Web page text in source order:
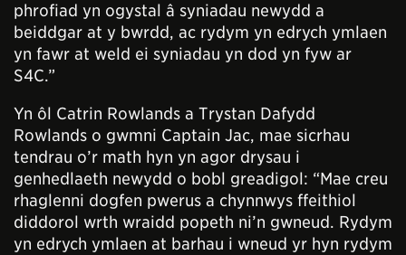
phrofiad yn ogystal â syniadau newydd a
beiddgar at y bwrdd, ac rydym yn edrych ymlaen
yn fawr at weld ei syniadau yn dod yn fyw ar
S4C.”
Yn ôl Catrin Rowlands a Trystan Dafydd
Rowlands o gwmni Captain Jac, mae sicrhau
tendrau o’r math hyn yn agor drysau i
genhedlaeth newydd o bobl greadigol: “Mae creu
rhaglenni dogfen pwerus a chynnwys ffeithiol
diddorol wrth wraidd popeth ni’n gwneud. Rydym
yn edrych ymlaen at barhau i wneud yr hyn rydym